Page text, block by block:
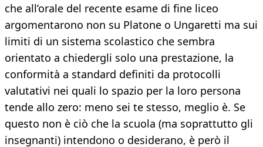
che all’orale del recente esame di fine liceo
argomentarono non su Platone o Ungaretti ma sui
limiti di un sistema scolastico che sembra
orientato a chiedergli solo una prestazione, la
conformità a standard definiti da protocolli
valutativi nei quali lo spazio per la loro persona
tende allo zero: meno sei te stesso, meglio è. Se
questo non è ciò che la scuola (ma soprattutto gli
insegnanti) intendono o desiderano, è però il